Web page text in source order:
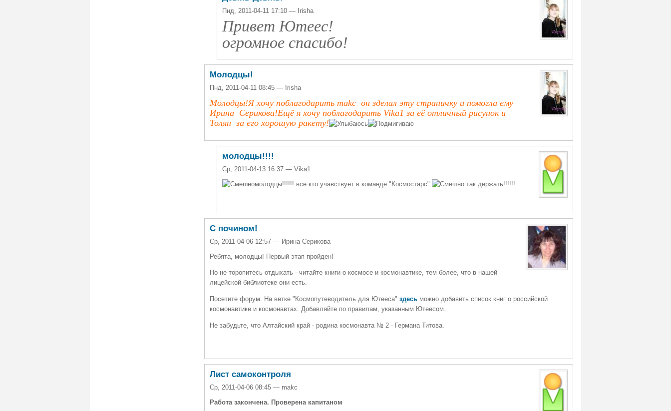
Пнд, 2011-04-11 17:10 — Irisha
Привет Ютеес!
огромное спасибо!
Молодцы!
Пнд, 2011-04-11 08:45 — Irisha
Молодцы!Я хочу поблагодарить makc он зделал эту страничку и помогла ему
Ирина Серикова!Ещё я хочу поблагодарить Vika1 за её отличный рисунок и
Толян за его хорошую ракету!
молодцы!!!!
Ср, 2011-04-13 16:37 — Vika1
молодцы!!!!!! все кто учавствует в команде "Космостарс"
так держать!!!!!!
С почином!
Ср, 2011-04-06 12:57 — Ирина Серикова
Ребята, молодцы! Первый этап пройден!
Но не торопитесь отдыхать - читайте книги о космосе и космонавтике, тем более, что в нашей
лицейской библиотеке они есть.
Посетите форум. На ветке "Космопутеводитель для Ютееса" здесьможно добавить список книг о российской
космонавтике и космонавтах. Добавляйте по правилам, указанным Ютеесом.
Не забудьте, что Алтайский край - родина космонавта № 2 - Германа Титова.
Лист самоконтроля
Ср, 2011-04-06 08:45 — makc
Работа закончена. Проверена капитаном